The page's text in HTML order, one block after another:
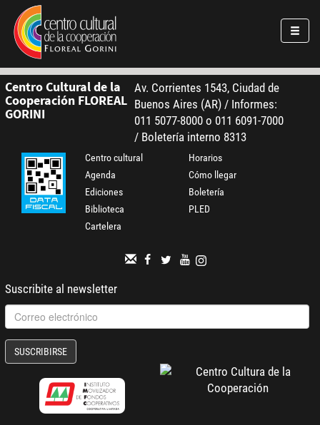
Pasar al contenido principal
Jump to main content
Centro Cultural de la
Cooperación FLOREAL
GORINI
Av. Corrientes 1543, Ciudad de
Buenos Aires (AR) / Informes:
011 5077-8000 o 011 6091-7000
/ Boletería interno 8313
Centro cultural
Agenda
Ediciones
Biblioteca
Cartelera
Horarios
Cómo llegar
Boletería
PLED
Suscribite al newsletter
SUSCRIBIRSE